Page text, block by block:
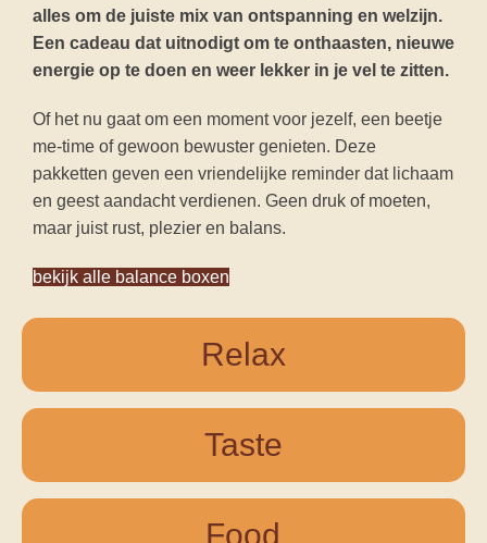
Relax
Taste
Food
alles om de juiste mix van ontspanning en welzijn.
Een cadeau dat uitnodigt om te onthaasten, nieuwe
energie op te doen en weer lekker in je vel te zitten.
Of het nu gaat om een moment voor jezelf, een beetje
me-time of gewoon bewuster genieten. Deze
pakketten geven een vriendelijke reminder dat lichaam
en geest aandacht verdienen. Geen druk of moeten,
maar juist rust, plezier en balans.
bekijk alle balance boxen